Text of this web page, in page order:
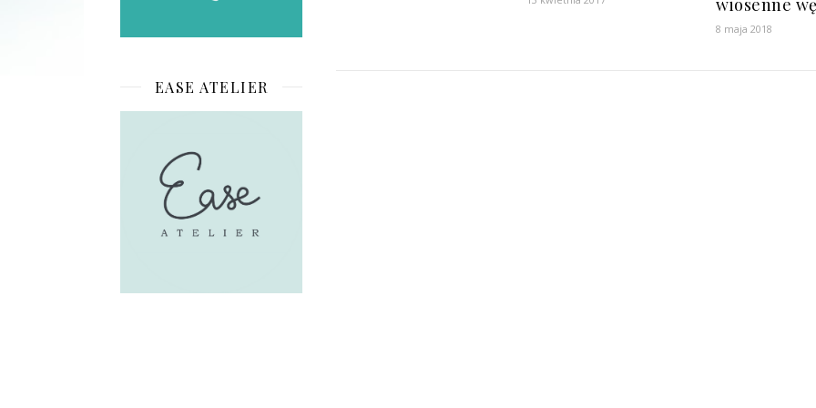
EASE ATELIER
8 maja 2018